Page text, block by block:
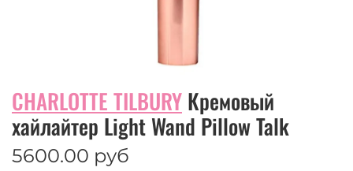
CHARLOTTE TILBURY Кремовый
хайлайтер Light Wand Pillow Talk
5600.00 руб